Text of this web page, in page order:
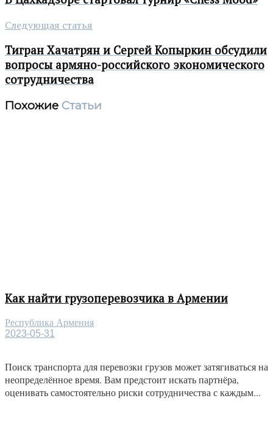
Следующая статья
Тигран Хачатрян и Сергей Копыркин обсудили
вопросы армяно-российского экономического
сотрудничества
Похожие Статьи
Как найти грузоперевозчика в Армении
Республика Армения
2023-05-31
Поиск транспорта для перевозки грузов может затягиваться на
неопределённое время. Вам предстоит искать партнёра,
оценивать самостоятельно риски сотрудничества с каждым...